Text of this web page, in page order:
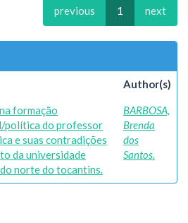
previous 1 next
Author(s)
formação
política do professor
e suas contradições
da universidade
norte do tocantins.
BARBOSA,
Brenda
dos
Santos.